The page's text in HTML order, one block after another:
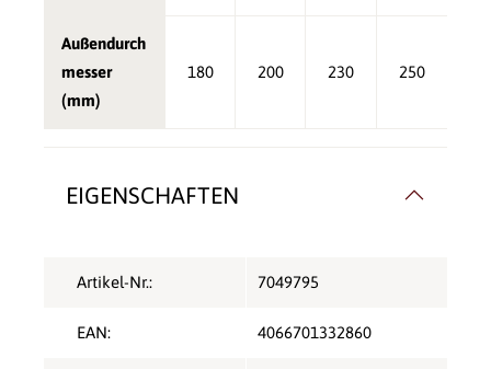
Außendurch
messer
(mm)
180 200 230 250
EIGENSCHAFTEN
Artikel-Nr.: 7049795
EAN: 4066701332860